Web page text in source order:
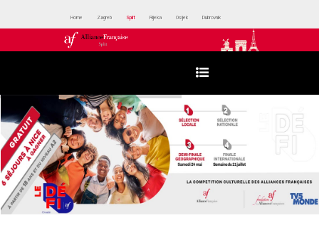
Home Zagreb Split Rijeka Osijek Dubrovnik